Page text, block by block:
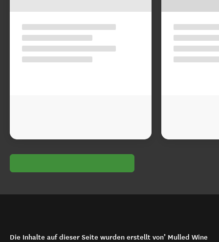
Die Inhalte auf dieser Seite wurden erstellt von’ Mulled Wine